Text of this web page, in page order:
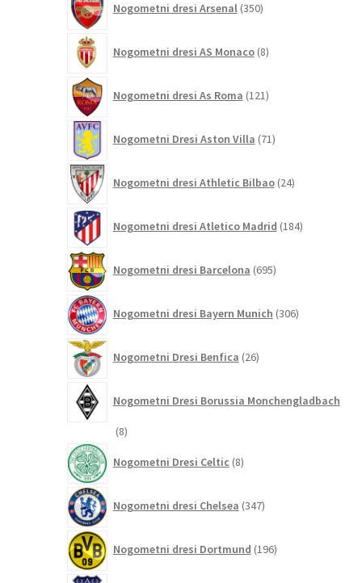
Nogometni dresi Arsenal 350izdelkov
Nogometni dresi AS Monaco 8izdelkov
Nogometni dresi As Roma 121izdelkov
Nogometni Dresi Aston Villa 71izdelkov
Nogometni dresi Athletic Bilbao 24izdelkov
Nogometni dresi Atletico Madrid 184izdelkov
Nogometni dresi Barcelona 695izdelkov
Nogometni dresi Bayern Munich 306izdelkov
Nogometni Dresi Benfica 26izdelkov
Nogometni Dresi Borussia Monchengladbach
88
Nogometni Dresi Celtic 8izdelkov
Nogometni dresi Chelsea 347izdelkov
Nogometni dresi Dortmund 196izdelkov